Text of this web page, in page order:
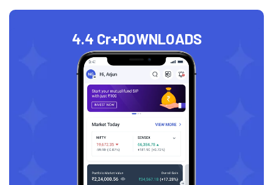
4.4 Cr+DOWNLOADS